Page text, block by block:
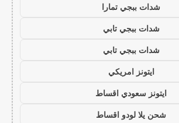
شدات ببجي تمارا
شدات ببجي تابي
شدات ببجي تابي
ايتونز امريكي
ايتونز سعودي اقساط
شحن يلا لودو اقساط